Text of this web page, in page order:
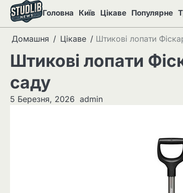
Перейти
вмісту
Головна Київ Цікаве Популярне
Домашня Цікаве Штикові лопати
Штикові лопати
саду
5 Березня, 2026 admin